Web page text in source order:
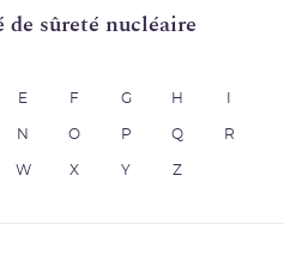
sûreté nucléaire
E F G H
N O P Q R
W X Y Z